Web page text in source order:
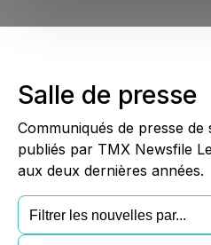
Salle de presse
Communiqués de presse
publiés par TMX Newsfile
aux deux dernières années.